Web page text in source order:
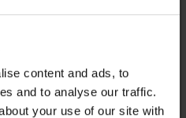
content and ads, to
and to analyse our traffic.
your use of our site with